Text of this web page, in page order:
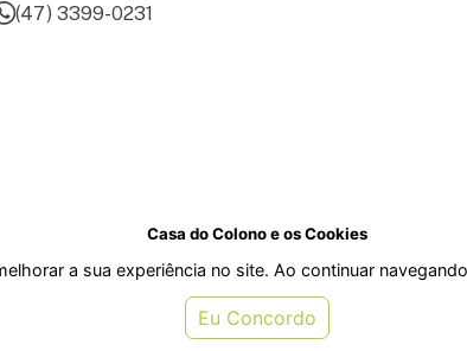
Casa do Colono e os Cookies
a sua experiência no site. Ao continuar
Eu Concordo
(47) 3399-0231